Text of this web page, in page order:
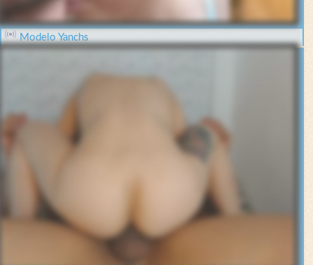
Modelo Yanchs